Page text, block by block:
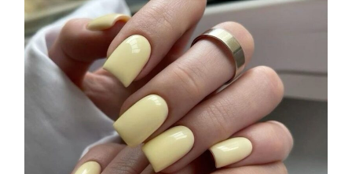
presenta THE BEAUTY &
WELLNESS CONGRESS 2022: I
TEMI
DYSON
Dyson presenta la nuova collezione
pervinca e rosé per Natale
Continua la carrellata di look firmati